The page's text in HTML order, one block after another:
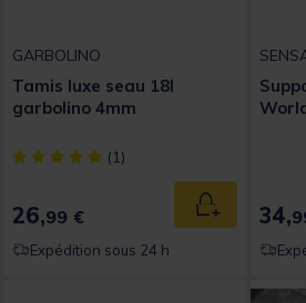
GARBOLINO
Tamis luxe seau 18l
garbolino 4mm
[object Object] out of 5 Customer Rating
(1)
26,99 € Ajouter au
Expédition sous 24 h
34,